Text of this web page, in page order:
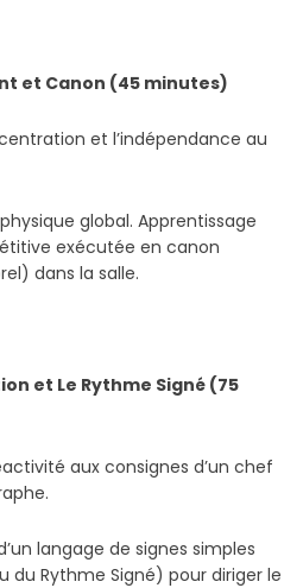
et Canon (45 minutes)
et l’indépendance au
global. Apprentissage
exécutée en canon
dans la salle.
et Le Rythme Signé (75
aux consignes d’un chef
langage de signes simples
du Rythme Signé) pour diriger le